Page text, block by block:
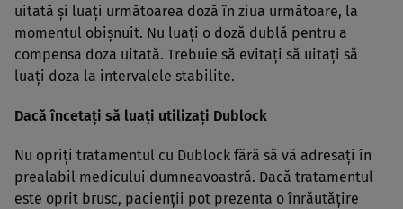
uitată şi luaţi următoarea doză în ziua următoare, la
momentul obişnuit. Nu luaţi o doză dublă pentru a
compensa doza uitată. Trebuie să evitaţi să uitaţi să
luaţi doza la intervalele stabilite.
Dacă încetaţi să luaţi utilizaţi Dublock
Nu opriţi tratamentul cu Dublock fără să vă adresaţi în
prealabil medicului dumneavoastră. Dacă tratamentul
este oprit brusc, pacienţii pot prezenta o înrăutăţire